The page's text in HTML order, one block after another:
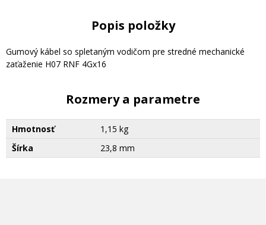
Popis položky
Gumový kábel so spletaným vodičom pre stredné mechanické
zaťaženie H07 RNF 4Gx16
Rozmery a parametre
Hmotnosť
1,15 kg
Šírka
23,8 mm